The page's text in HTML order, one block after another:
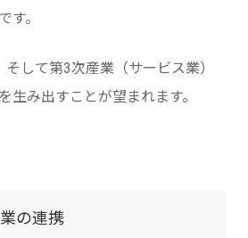
す。
して第3次産業（サービス業）
生み出すことが望まれます。
の連携